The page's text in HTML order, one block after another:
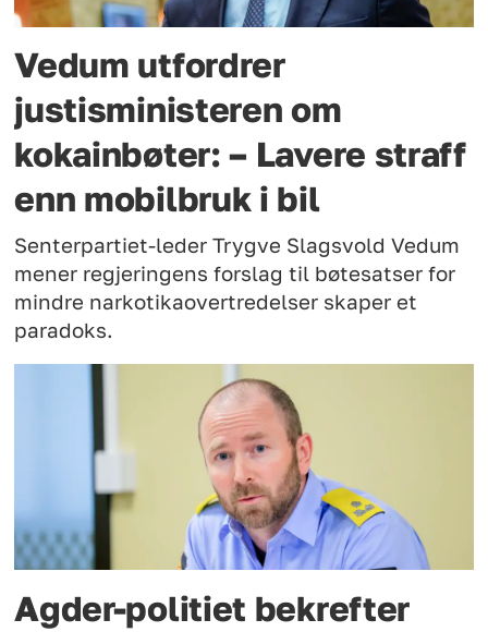
Vedum utfordrer
justisministeren om
kokainbøter: – Lavere straff
enn mobilbruk i bil
Senterpartiet-leder Trygve Slagsvold Vedum
mener regjeringens forslag til bøtesatser for
mindre narkotikaovertredelser skaper et
paradoks.
Agder-politiet bekrefter